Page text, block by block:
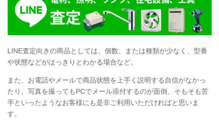
LINE査定向きの商品としては、個数、または種類が少なく、型番
や状態などがはっきりとわかる場合など。
また、お電話やメールで商品状態を上手く説明する自信がなかっ
たり、写真を撮ってもPCでメール添付するのが面倒、そもそも苦
手といったようなお客様にも是非ご利用いただければと思いま
す。